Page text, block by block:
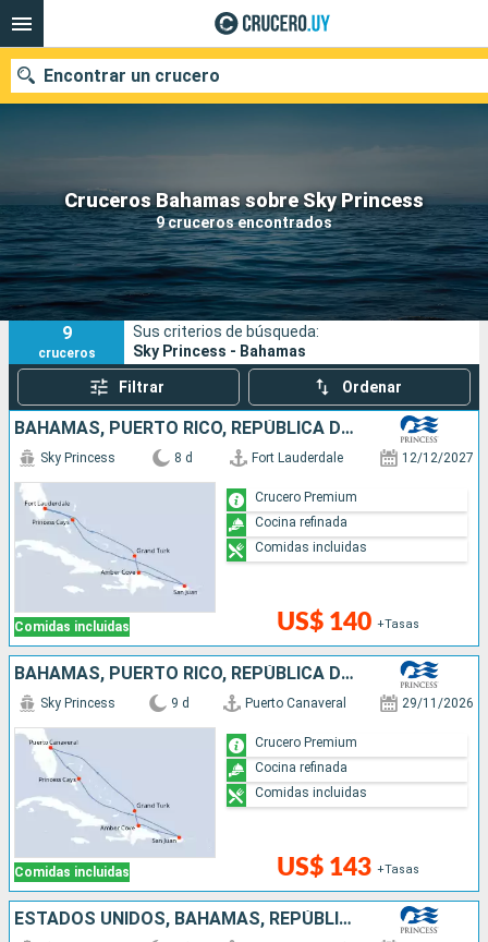
Cruceros Bahamas sobre Sky Princess
9 cruceros encontrados
Encontrar un crucero
Nuestros destinos
Fecha de salida
Puertos Compañías
Buscar
9
cruceros
Sus criterios de búsqueda:
Sky Princess - Bahamas
Filtrar Ordenar
BAHAMAS, PUERTO RICO, REPÚBLICA DOMINICANA, ESTADOS UNIDOS
Comidas incluidas
Sky Princess 8 d Fort Lauderdale 12/12/2027
US$ 140 +Tasas
Crucero Premium
Cocina refinada
Comidas incluidas
BAHAMAS, PUERTO RICO, REPÚBLICA DOMINICANA, ESTADOS UNIDOS
Comidas incluidas
Sky Princess 9 d Puerto Canaveral 29/11/2026
US$ 143 +Tasas
Crucero Premium
Cocina refinada
Comidas incluidas
ESTADOS UNIDOS, BAHAMAS, REPÚBLICA DOMINICANA